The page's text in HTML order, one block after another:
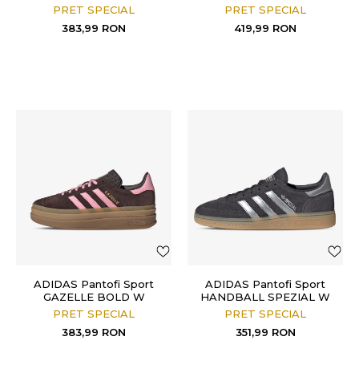
PRET SPECIAL
383,99 RON
PRET SPECIAL
419,99 RON
ADIDAS Pantofi Sport
GAZELLE BOLD W
PRET SPECIAL
383,99 RON
ADIDAS Pantofi Sport
HANDBALL SPEZIAL W
PRET SPECIAL
351,99 RON